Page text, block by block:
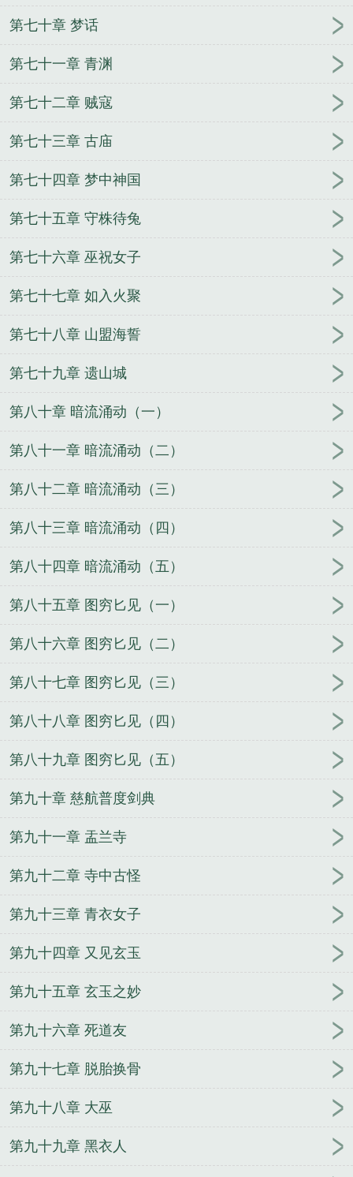
第七十章 梦话
第七十一章 青渊
第七十二章 贼寇
第七十三章 古庙
第七十四章 梦中神国
第七十五章 守株待兔
第七十六章 巫祝女子
第七十七章 如入火聚
第七十八章 山盟海誓
第七十九章 遗山城
第八十章 暗流涌动（一）
第八十一章 暗流涌动（二）
第八十二章 暗流涌动（三）
第八十三章 暗流涌动（四）
第八十四章 暗流涌动（五）
第八十五章 图穷匕见（一）
第八十六章 图穷匕见（二）
第八十七章 图穷匕见（三）
第八十八章 图穷匕见（四）
第八十九章 图穷匕见（五）
第九十章 慈航普度剑典
第九十一章 盂兰寺
第九十二章 寺中古怪
第九十三章 青衣女子
第九十四章 又见玄玉
第九十五章 玄玉之妙
第九十六章 死道友
第九十七章 脱胎换骨
第九十八章 大巫
第九十九章 黑衣人